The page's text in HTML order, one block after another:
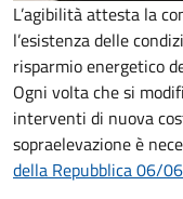
L’agibilità attesta la
l’esistenza delle
risparmio energetico
Ogni volta che si
interventi di nuova
sopraelevazione è
della Repubblica 06/